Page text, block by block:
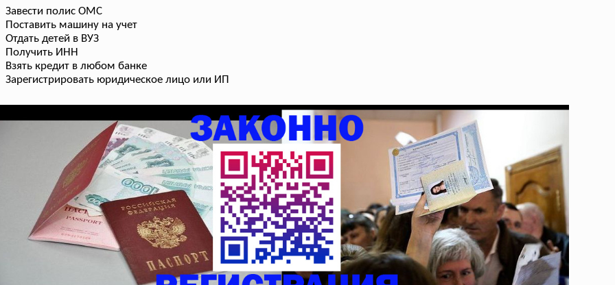
Завести полис ОМС
Поставить машину на учет
Отдать детей в ВУЗ
Получить ИНН
Взять кредит в любом банке
Зарегистрировать юридическое лицо или ИП